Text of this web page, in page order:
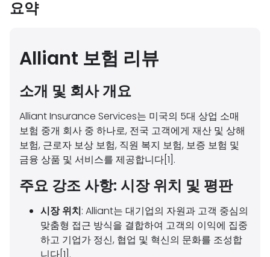
요약
Alliant 보험 리뷰
소개 및 회사 개요
Alliant Insurance Services는 미국의 5대 상업 소매
보험 중개 회사 중 하나로, 전국 고객에게 재산 및 상해
보험, 근로자 보상 보험, 직원 복지 보험, 보증 보험 및
금융 상품 및 서비스를 제공합니다[1].
주요 강조 사항: 시장 위치 및 평판
시장 위치: Alliant는 대기업의 자원과 고객 중심의
맞춤형 접근 방식을 결합하여 고객의 이익에 집중
하고 기업가 정신, 협업 및 혁신의 문화를 조성합